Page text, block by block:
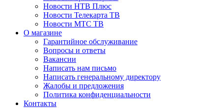
Новости НТВ Плюс
Новости Телекарта ТВ
Новости МТС ТВ
О магазине
Гарантийное обслуживание
Вопросы и ответы
Вакансии
Написать нам письмо
Написать генеральному директору
Жалобы и предложения
Политика конфиденциальности
Контакты